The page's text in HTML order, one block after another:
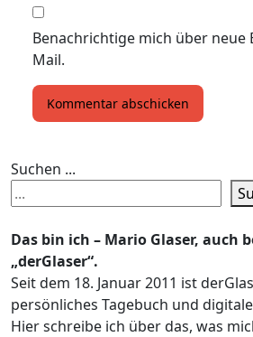
Benachrichtige mich über neue
Mail.
Suchen ...
Das bin ich – Mario Glaser, auch
„derGlaser“.
Seit dem 18. Januar 2011 ist
persönliches Tagebuch und
Hier schreibe ich über das, was